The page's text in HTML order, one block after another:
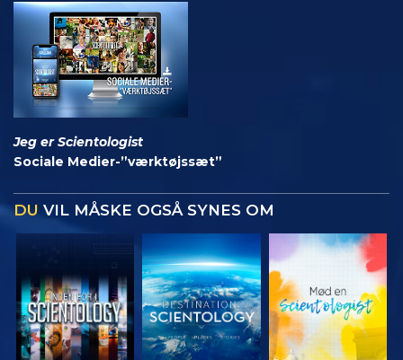
Jeg er Scientologist
Sociale Medier-”værktøjssæt”
DU VIL MÅSKE OGSÅ SYNES OM